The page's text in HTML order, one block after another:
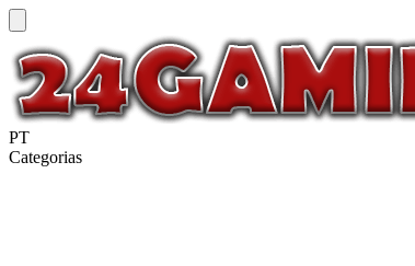
PT
Categorias